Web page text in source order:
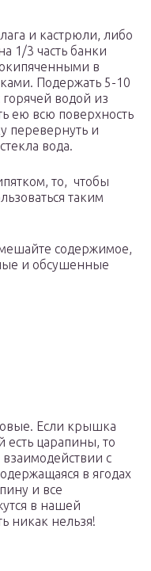
и кастрюли, либо
1/3 часть банки
в
Подержать 5-10
горячей водой из
ею всю поверхность
перевернуть и
вода.
то, чтобы
таким
содержимое,
и обсушенные
Если крышка
есть царапины, то
взаимодействии с
в ягодах
и все
в нашей
никак нельзя!